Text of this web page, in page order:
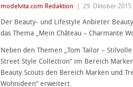
modelvita.com Redaktion 29. Oktober 2015
Der Beauty- und Lifestyle Anbieter
das Thema „Mein Château – Charmante
Neben den Themen „Tom Tailor –
Street Style Collection“ im Bereich
Beauty.Scouts den Bereich Marken und
Wohnideen“ erweitert.